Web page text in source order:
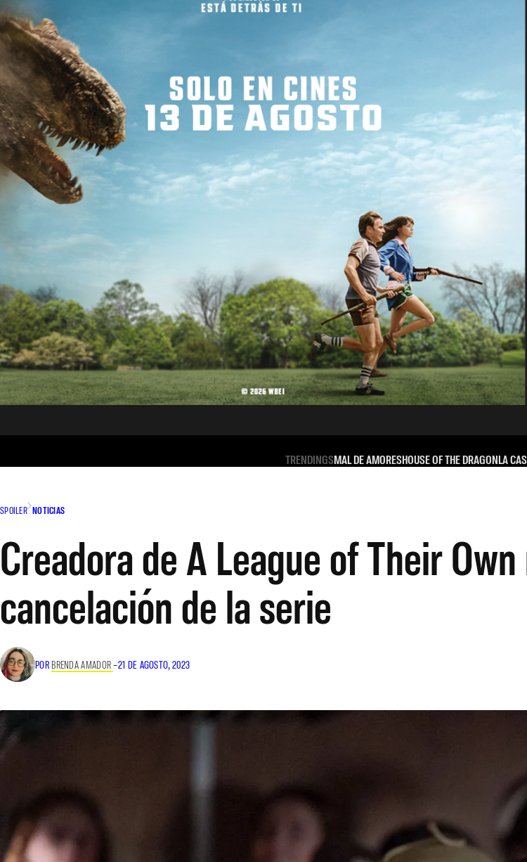
TRENDINGSMAL DE AMORESHOUSE OF THE DRAGONLA
SPOILER NOTICIAS
Creadora de A League of Their
cancelación de la serie
POR BRENDA AMADOR–21 DE AGOSTO, 2023